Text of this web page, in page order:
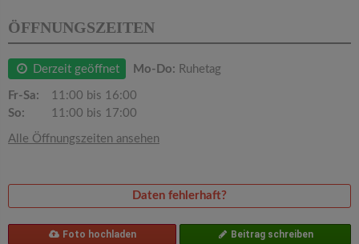
ÖFFNUNGSZEITEN
Derzeit geöffnet Mo-Do: Ruhetag
Fr-Sa:
11:00 bis 16:00
So:
11:00 bis 17:00
Alle Öffnungszeiten ansehen
Daten fehlerhaft?
Foto hochladen Beitrag schreiben
a
t
n